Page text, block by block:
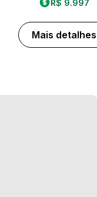
R$ 9.997
Mais detalhes